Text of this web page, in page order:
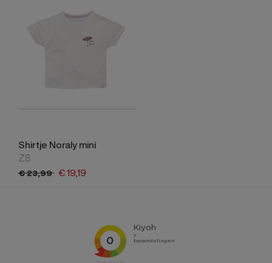
Shirtje Noraly mini
Z8
€23,99 €19,19